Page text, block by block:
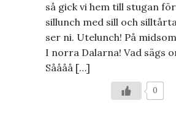
så gick vi hem till stugan
sillunch med sill och
ser ni. Utelunch! På
I norra Dalarna! Vad sägs
Såååå […]
0